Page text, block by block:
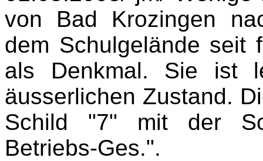
von Bad Krozingen
dem Schulgelände seit
als Denkmal. Sie ist
äusserlichen Zustand.
Schild "7" mit der
Betriebs-Ges.".